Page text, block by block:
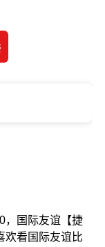
，国际友谊【捷
欢看国际友谊比